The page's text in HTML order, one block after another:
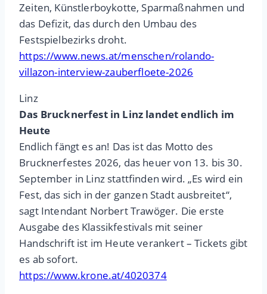
Zeiten, Künstlerboykotte, Sparmaßnahmen und
das Defizit, das durch den Umbau des
Festspielbezirks droht.
https://www.news.at/menschen/rolando-
villazon-interview-zauberfloete-2026
Linz
Das Brucknerfest in Linz landet endlich im
Heute
Endlich fängt es an! Das ist das Motto des
Brucknerfestes 2026, das heuer von 13. bis 30.
September in Linz stattfinden wird. „Es wird ein
Fest, das sich in der ganzen Stadt ausbreitet“,
sagt Intendant Norbert Trawöger. Die erste
Ausgabe des Klassikfestivals mit seiner
Handschrift ist im Heute verankert – Tickets gibt
es ab sofort.
https://www.krone.at/4020374